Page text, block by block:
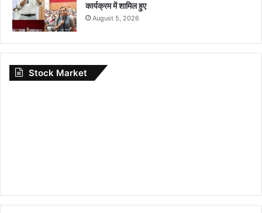
कार्यक्रम में शामिल हुए
August 5, 2026
Stock Market